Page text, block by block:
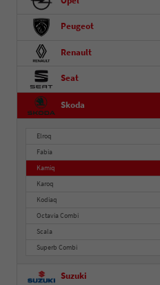
Peugeot
Renault
Seat
Skoda
Elroq
Fabia
Kamiq
Karoq
Kodiaq
Octavia Combi
Scala
Superb Combi
Suzuki